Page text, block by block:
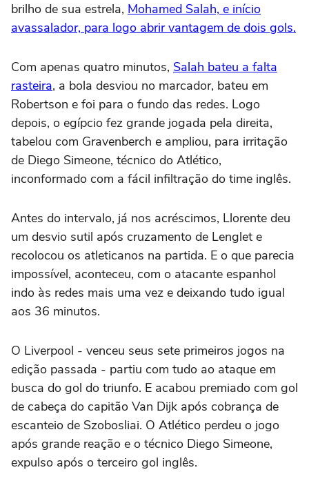
brilho de sua estrela, Mohamed Salah, e início
avassalador, para logo abrir vantagem de dois gols.
Com apenas quatro minutos, Salah bateu a falta
rasteira, a bola desviou no marcador, bateu em
Robertson e foi para o fundo das redes. Logo
depois, o egípcio fez grande jogada pela direita,
tabelou com Gravenberch e ampliou, para irritação
de Diego Simeone, técnico do Atlético,
inconformado com a fácil infiltração do time inglês.
Antes do intervalo, já nos acréscimos, Llorente deu
um desvio sutil após cruzamento de Lenglet e
recolocou os atleticanos na partida. E o que parecia
impossível, aconteceu, com o atacante espanhol
indo às redes mais uma vez e deixando tudo igual
aos 36 minutos.
O Liverpool - venceu seus sete primeiros jogos na
edição passada - partiu com tudo ao ataque em
busca do gol do triunfo. E acabou premiado com gol
de cabeça do capitão Van Dijk após cobrança de
escanteio de Szobosliai. O Atlético perdeu o jogo
após grande reação e o técnico Diego Simeone,
expulso após o terceiro gol inglês.